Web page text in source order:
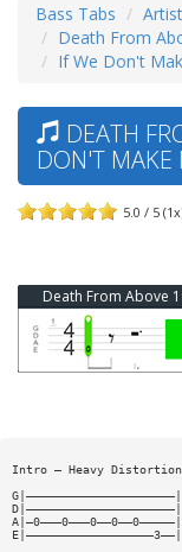
Bass Tabs
Death From
If We Don't
DEATH
DON'T MAKE
5.0 / 5
Death From Above
Intro — Heavy Distortion
G|—————————————————————|
D|—————————————————————|
E|——————————————————3——|